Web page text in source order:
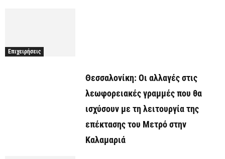
Επιχειρήσεις
Θεσσαλονίκη: Οι αλλαγές στις
λεωφορειακές γραμμές που θα
ισχύσουν με τη λειτουργία της
επέκτασης του Μετρό στην
Καλαμαριά